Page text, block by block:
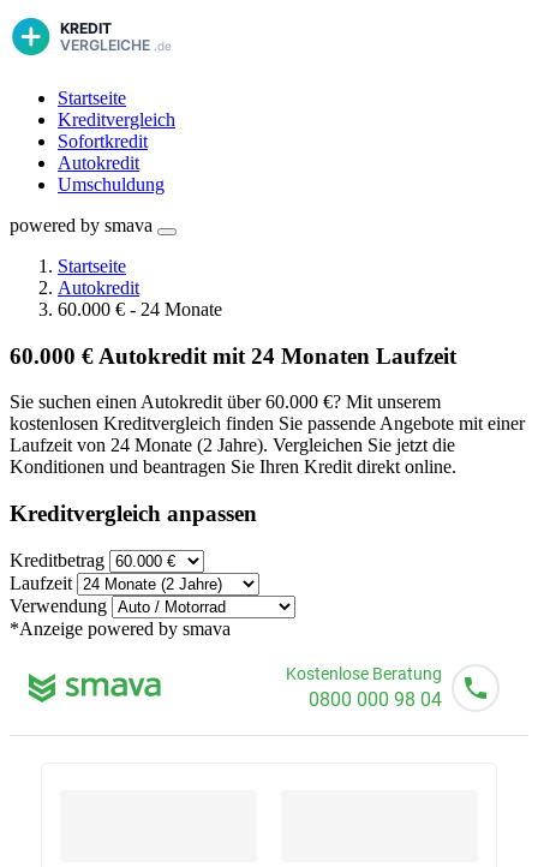
Startseite
Kreditvergleich
Sofortkredit
Autokredit
Umschuldung
powered by smava
Startseite
Autokredit
60.000 € - 24 Monate
60.000 € Autokredit mit 24 Monaten Laufzeit
Sie suchen einen Autokredit über 60.000 €? Mit unserem
kostenlosen Kreditvergleich finden Sie passende Angebote mit einer
Laufzeit von 24 Monate (2 Jahre). Vergleichen Sie jetzt die
Konditionen und beantragen Sie Ihren Kredit direkt online.
Kreditvergleich anpassen
Kreditbetrag
Laufzeit
Verwendung
*Anzeige powered by smava